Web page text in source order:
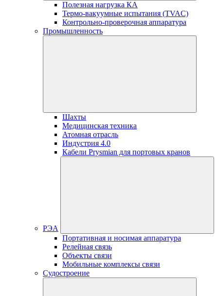
Полезная нагрузка КА
Термо-вакуумные испытания (TVAC)
Контрольно-проверочная аппаратура
Промышленность
Шахты
Медицинская техника
Атомная отрасль
Индустрия 4.0
Кабели Prysmian для портовых кранов
РЭА
Портативная и носимая аппаратура
Релейная связь
Объекты связи
Мобильные комплексы связи
Судостроение